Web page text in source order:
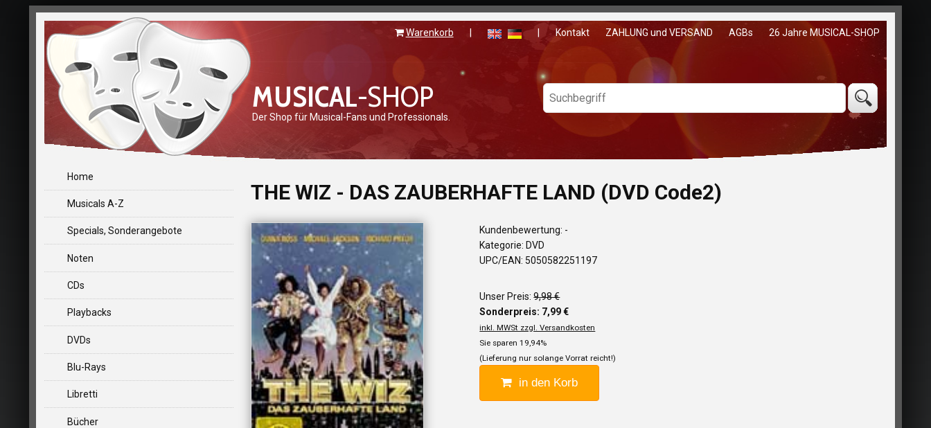
MUSICAL-SHOP
Warenkorb Kontakt ZAHLUNG und VERSAND AGBs 26 Jahre MUSICAL-SHOP
Der Shop für Musical-Fans und Professionals.
Home
Musicals A-Z
Specials, Sonderangebote
Noten
CDs
Playbacks
DVDs
Blu-Rays
Libretti
Bücher
THE WIZ - DAS ZAUBERHAFTE LAND (DVD Code2)
Kundenbewertung: -
Kategorie: DVD
UPC/EAN: 5050582251197
Unser Preis:9,98 €
Sonderpreis: 7,99 €
inkl. MWSt zzgl. Versandkosten
Sie sparen 19,94%
(Lieferung nur solange Vorrat reicht!)
in den Korb